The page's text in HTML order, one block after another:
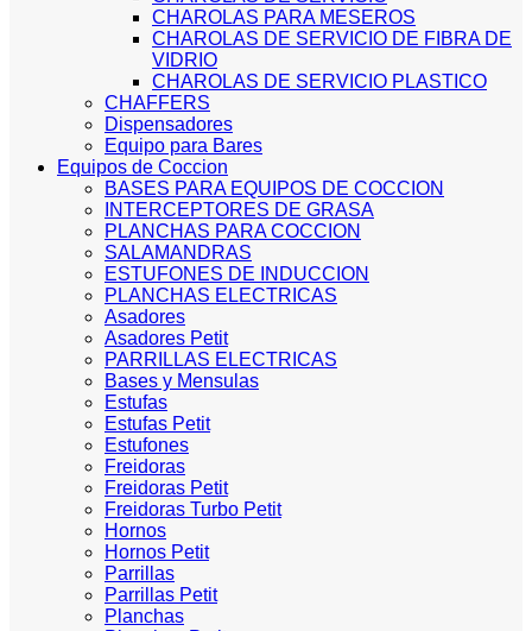
CHAROLAS PARA MESEROS
CHAROLAS DE SERVICIO DE FIBRA DE
VIDRIO
CHAROLAS DE SERVICIO PLASTICO
CHAFFERS
Dispensadores
Equipo para Bares
Equipos de Coccion
BASES PARA EQUIPOS DE COCCION
INTERCEPTORES DE GRASA
PLANCHAS PARA COCCION
SALAMANDRAS
ESTUFONES DE INDUCCION
PLANCHAS ELECTRICAS
Asadores
Asadores Petit
PARRILLAS ELECTRICAS
Bases y Mensulas
Estufas
Estufas Petit
Estufones
Freidoras
Freidoras Petit
Freidoras Turbo Petit
Hornos
Hornos Petit
Parrillas
Parrillas Petit
Planchas